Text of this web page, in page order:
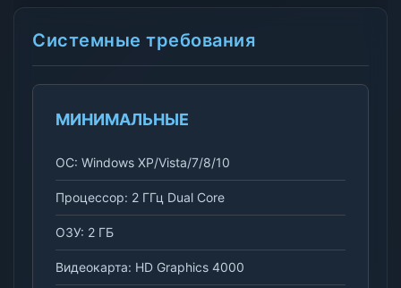
Системные требования
МИНИМАЛЬНЫЕ
ОС: Windows XP/Vista/7/8/10
Процессор: 2 ГГц Dual Core
ОЗУ: 2 ГБ
Видеокарта: HD Graphics 4000